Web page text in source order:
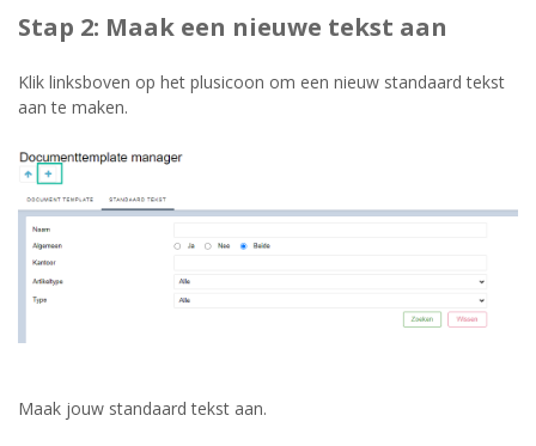
Stap 2: Maak een nieuwe tekst aan
Klik linksboven op het plusicoon om een nieuw standaard tekst
aan te maken.
Maak jouw standaard tekst aan.